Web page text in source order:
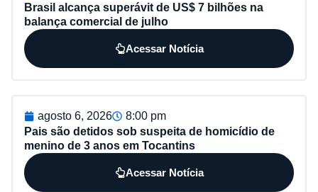
Brasil alcança superávit de US$ 7 bilhões na
balança comercial de julho
Acessar Notícia
agosto 6, 2026
8:00 pm
Pais são detidos sob suspeita de homicídio de
menino de 3 anos em Tocantins
Acessar Notícia